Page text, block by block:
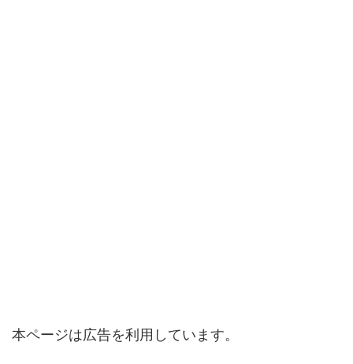
本ページは広告を利用しています。